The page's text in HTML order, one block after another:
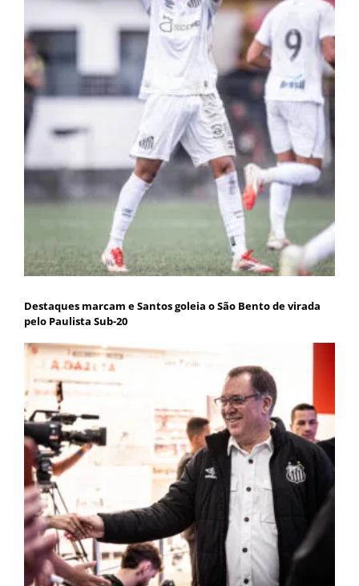
Destaques marcam e Santos goleia o São Bento de virada
pelo Paulista Sub-20